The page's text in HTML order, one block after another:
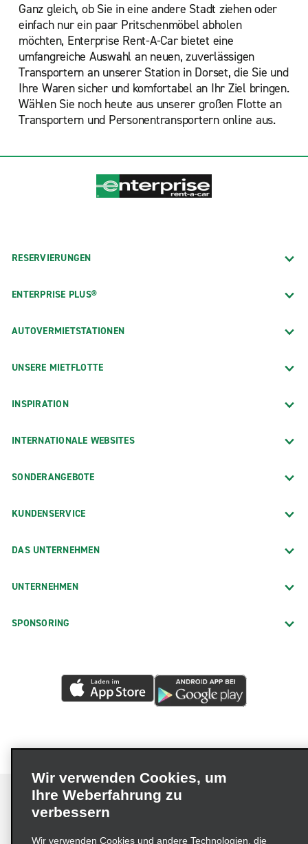
Ganz gleich, ob Sie in eine andere Stadt ziehen oder
einfach nur ein paar Pritschenmöbel abholen
möchten, Enterprise Rent-A-Car bietet eine
umfangreiche Auswahl an neuen, zuverlässigen
Transportern an unserer Station in Dorset, die Sie und
Ihre Waren sicher und komfortabel an Ihr Ziel bringen.
Wählen Sie noch heute aus unserer großen Flotte an
Transportern und Personentransportern online aus.
RESERVIERUNGEN
ENTERPRISE PLUS®
AUTOVERMIETSTATIONEN
UNSERE MIETFLOTTE
INSPIRATION
INTERNATIONALE WEBSITES
SONDERANGEBOTE
KUNDENSERVICE
DAS UNTERNEHMEN
UNTERNEHMEN
SPONSORING
Impressum Nutzungsbedingungen Datenschutzrichtlinie
Wir verwenden Cookies, um
Ihre Weberfahrung zu
verbessern
Wir verwenden Cookies und andere Technologien, die